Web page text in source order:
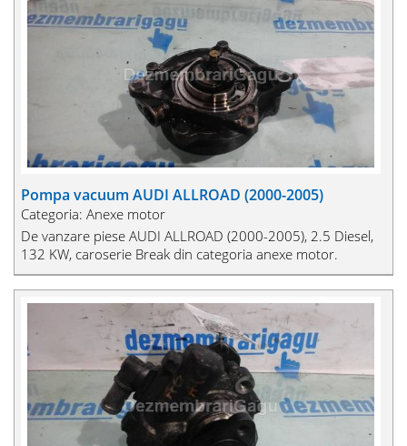
Pompa vacuum AUDI ALLROAD (2000-2005)
Categoria: Anexe motor
De vanzare piese AUDI ALLROAD (2000-2005), 2.5 Diesel,
132 KW, caroserie Break din categoria anexe motor.